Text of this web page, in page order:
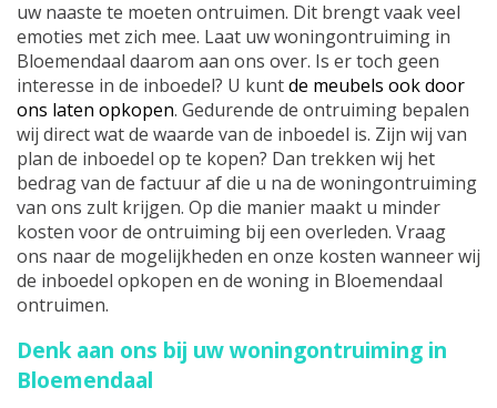
uw naaste te moeten ontruimen. Dit brengt vaak veel
emoties met zich mee. Laat uw woningontruiming in
Bloemendaal daarom aan ons over. Is er toch geen
interesse in de inboedel? U kuntde meubels ook door
ons laten opkopen. Gedurende de ontruiming bepalen
wij direct wat de waarde van de inboedel is. Zijn wij van
plan de inboedel op te kopen? Dan trekken wij het
bedrag van de factuur af die u na de woningontruiming
van ons zult krijgen. Op die manier maakt u minder
kosten voor de ontruiming bij een overleden. Vraag
ons naar de mogelijkheden en onze kosten wanneer wij
de inboedel opkopen en de woning in Bloemendaal
ontruimen.
Denk aan ons bij uw woningontruiming in
Bloemendaal